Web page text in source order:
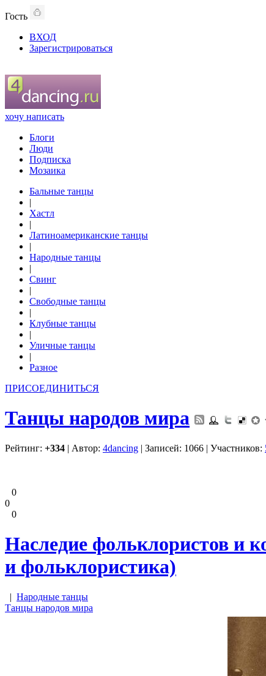
Гость
ВХОД
Зарегистрироваться
хочу написать
Блоги
Люди
Подписка
Мозаика
Бальные танцы
|
Хастл
|
Латиноамериканские танцы
|
Народные танцы
|
Свинг
|
Свободные танцы
|
Клубные танцы
|
Уличные танцы
|
Разное
ПРИСОЕДИНИТЬСЯ
Танцы народов мира
Рейтинг: +334 | Автор: 4dancing | Записей: 1066 | Участников:
0
0
0
Наследие фольклористов и
и фольклористика)
| Народные танцы
Танцы народов мира